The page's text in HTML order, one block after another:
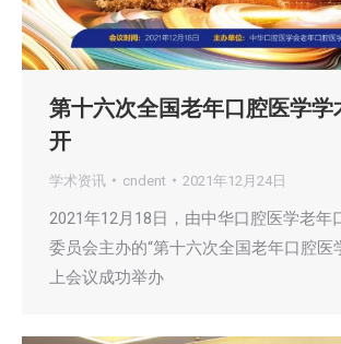
第十六次全国老年口腔医学学
开
学术资讯 cndent 2021年12月24日
2021年12月18日，由中华口腔医学老年
委员会主办的“第十六次全国老年口腔医
上会议成功举办